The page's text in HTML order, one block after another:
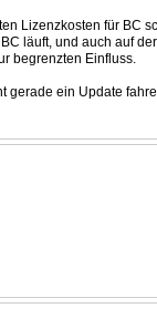
Lizenzkosten für BC
läuft, und auch auf
begrenzten Einfluss.
ein Update